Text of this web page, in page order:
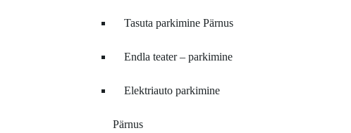
Tasuta parkimine Pärnus
Endla teater – parkimine
Elektriauto parkimine
Pärnus